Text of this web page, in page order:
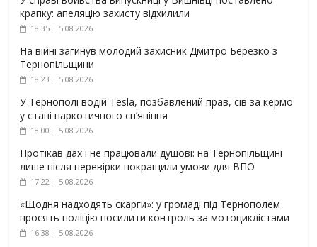
крапку: апеляцію захисту відхилили
18:35 | 5.08.2026
На війні загинув молодий захисник Дмитро Березко з
Тернопільщини
18:23 | 5.08.2026
У Тернополі водій Tesla, позбавлений прав, сів за кермо
у стані наркотичного сп’яніння
18:00 | 5.08.2026
Протікав дах і не працювали душові: на Тернопільщині
лише після перевірки покращили умови для ВПО
17:22 | 5.08.2026
«Щодня надходять скарги»: у громаді під Тернополем
просять поліцію посилити контроль за мотоциклістами
16:38 | 5.08.2026